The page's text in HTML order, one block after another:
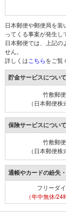
日本郵便や郵便局を
ってくる事案が発生し
日本郵便では、上記の
せん。
詳しくは こちらをご覧
貯金サービスについて
竹敷郵
（日本郵便株
保険サービスについて
竹敷郵
（日本郵便株
通帳やカードの紛失
フリーダ
（年中無休/24